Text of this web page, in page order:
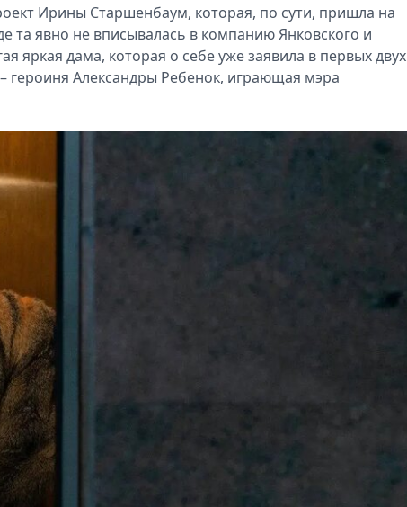
Ирины Старшенбаум, которая, по сути, пришла на
та явно не вписывалась в компанию Янковского и
яркая дама, которая о себе уже заявила в первых двух
героиня Александры Ребенок, играющая мэра